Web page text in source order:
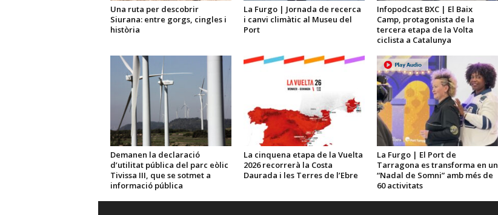
Una ruta per descobrir
Siurana: entre gorgs, cingles i
història
La Furgo | Jornada de recerca
i canvi climàtic al Museu del
Port
Infopodcast BXC | El Baix
Camp, protagonista de la
tercera etapa de la Volta
ciclista a Catalunya
Demanen la declaració
d’utilitat pública del parc eòlic
Tivissa III, que se sotmet a
informació pública
La cinquena etapa de la Vuelta
2026 recorrerà la Costa
Daurada i les Terres de l’Ebre
La Furgo | El Port de
Tarragona es transforma en un
“Nadal de Somni” amb més de
60 activitats